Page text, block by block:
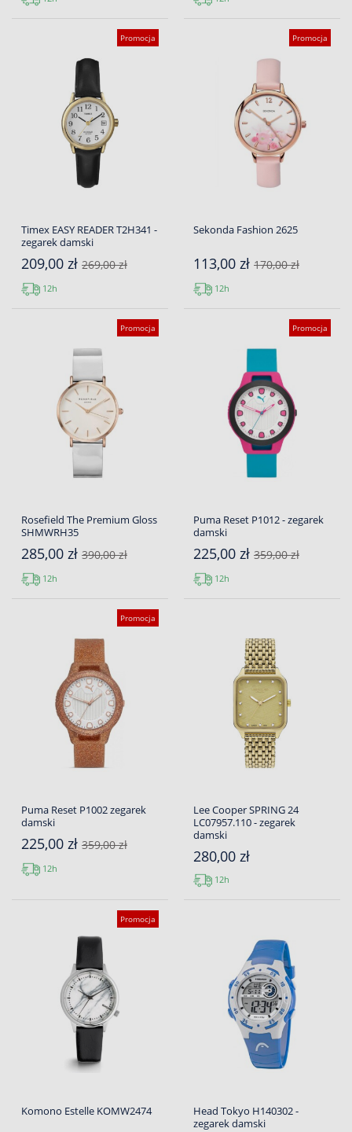
Promocja
Timex EASY READER T2H341 -
zegarek damski
209,00 zł 269,00 zł
12h
Promocja
Sekonda Fashion 2625
113,00 zł 170,00 zł
12h
Promocja
Rosefield The Premium Gloss
SHMWRH35
285,00 zł 390,00 zł
12h
Promocja
Puma Reset P1012 - zegarek
damski
225,00 zł 359,00 zł
12h
Promocja
Puma Reset P1002 zegarek
damski
225,00 zł 359,00 zł
12h
Lee Cooper SPRING 24
LC07957.110 - zegarek
damski
280,00 zł
12h
Promocja
Komono Estelle KOMW2474
Head Tokyo H140302 -
zegarek damski